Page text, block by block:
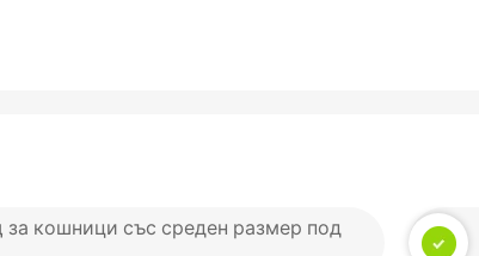
кошници със среден размер под